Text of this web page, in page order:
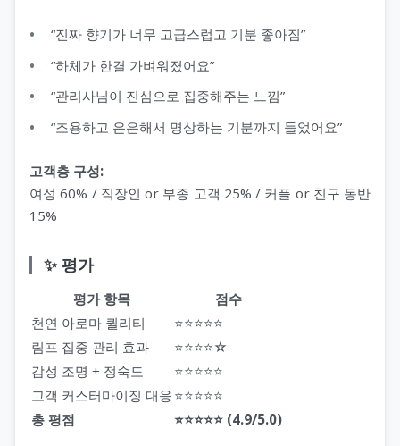
“진짜 향기가 너무 고급스럽고 기분 좋아짐”
“하체가 한결 가벼워졌어요”
“관리사님이 진심으로 집중해주는 느낌”
“조용하고 은은해서 명상하는 기분까지 들었어요”
고객층 구성:
여성 60% / 직장인 or 부종 고객 25% / 커플 or 친구 동반
15%
✨ 평가
평가 항목
점수
천연 아로마 퀄리티
⭐⭐⭐⭐⭐
림프 집중 관리 효과
⭐⭐⭐⭐☆
감성 조명 + 정숙도
⭐⭐⭐⭐⭐
고객 커스터마이징 대응 ⭐⭐⭐⭐⭐
총 평점
⭐⭐⭐⭐⭐ (4.9/5.0)